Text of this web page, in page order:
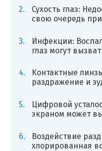
Сухость глаз:
свою очередь
Инфекции:
глаз могут
Контактные
раздражение и
Цифровой
экраном может
Воздействие
хлорированная